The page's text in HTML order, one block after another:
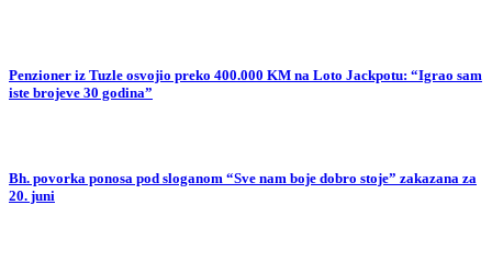
Penzioner iz Tuzle osvojio preko 400.000 KM na Loto Jackpotu: “Igrao sam
iste brojeve 30 godina”
Bh. povorka ponosa pod sloganom “Sve nam boje dobro stoje” zakazana za
20. juni